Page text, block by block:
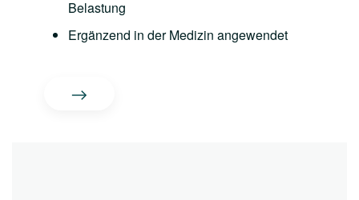
Belastung
Ergänzend in der Medizin angewendet